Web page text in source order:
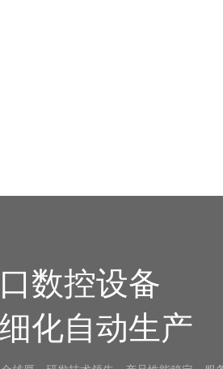
数控设备
化自动生产